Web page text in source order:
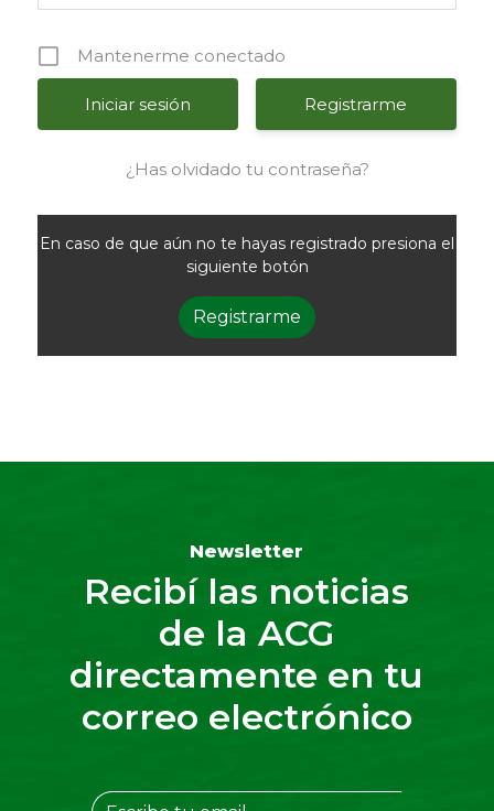
Mantenerme conectado
Registrarme
¿Has olvidado tu contraseña?
En caso de que aún no te hayas registrado presiona el
siguiente botón
Registrarme
Newsletter
Recibí las noticias
de la ACG
directamente en tu
correo electrónico